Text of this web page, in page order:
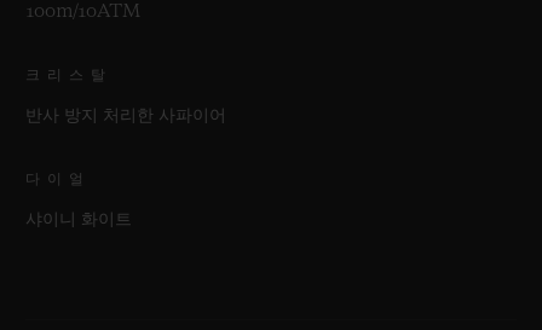
100m/10ATM
크리스탈
반사 방지 처리한 사파이어
다이얼
샤이니 화이트